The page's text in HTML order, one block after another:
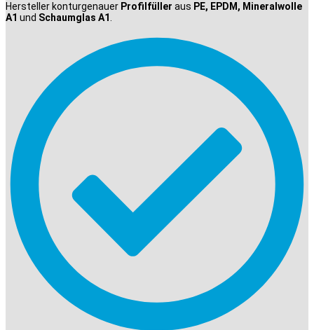
Hersteller konturgenauer Profilfüller aus PE, EPDM, Mineralwolle
A1 und Schaumglas A1.